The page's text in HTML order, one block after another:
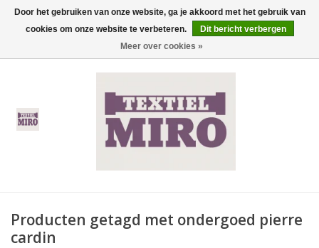
0 Artikelen - €0,00
Heren
Thermisch ondergoed
Producten getagd met ondergoed pierre
cardin
Door het gebruiken van onze website, ga je akkoord met het gebruik van
cookies om onze website te verbeteren.
Dit bericht verbergen
Meer over cookies »